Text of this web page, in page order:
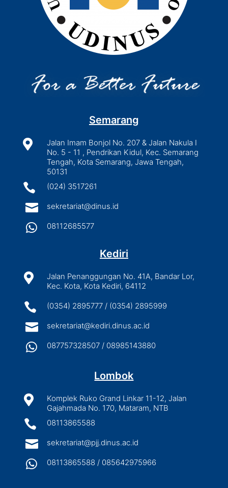
Semarang

Jalan Imam Bonjol No. 207 & Jalan Nakula I
No. 5 - 11 , Pendrikan Kidul, Kec. Semarang
Tengah, Kota Semarang, Jawa Tengah,
50131
 (024) 3517261
 sekretariat@dinus.id
 08112685577
Kediri

Jalan Penanggungan No. 41A, Bandar Lor,
Kec. Kota, Kota Kediri, 64112
 (0354) 2895777 / (0354) 2895999
 sekretariat@kediri.dinus.ac.id
 087757328507 / 08985143880
Lombok

Komplek Ruko Grand Linkar 11-12, Jalan
Gajahmada No. 170, Mataram, NTB
 08113865588
 sekretariat@pjj.dinus.ac.id
 08113865588 / 085642975966